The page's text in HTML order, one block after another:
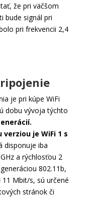
že pri väčšom
bude signál pri
pri frekvencii 2,4
je pri kúpe WiFi
dobu vývoja týchto
je WiFi 1 s
disponuje iba
a rýchlosťou 2
802.11b,
Mbit/s, sú určené
stránok či